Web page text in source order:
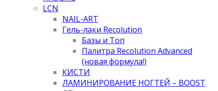
LCN
NAIL-ART
Гель-лаки Recolution
Базы и Топ
Палитра Recolution Advanced
(новая формула!)
КИСТИ
ЛАМИНИРОВАНИЕ НОГТЕЙ – BOOST